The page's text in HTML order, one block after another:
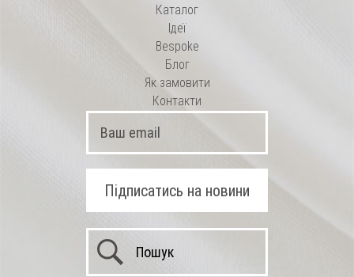
Каталог
Ідеї
Bespoke
Блог
Як замовити
Контакти